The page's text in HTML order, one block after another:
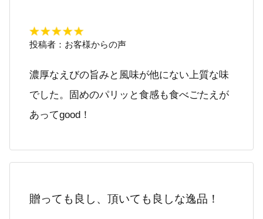
投稿者： お客様からの声
濃厚なえびの旨みと風味が他にない上質な味
でした。固めのパリッと食感も食べごたえが
あってgood！
贈っても良し、頂いても良しな逸品！